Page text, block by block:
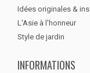
Idées originales &
L'Asie à l'honneur
Style de jardin
INFORMATIONS